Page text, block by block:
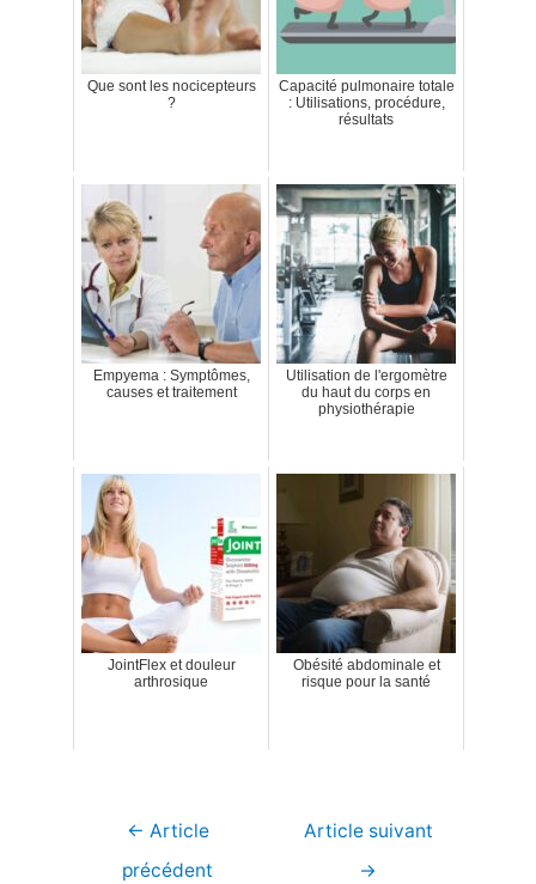
Que sont les nocicepteurs
?
Capacité pulmonaire totale
: Utilisations, procédure,
résultats
Empyema : Symptômes,
causes et traitement
Utilisation de l'ergomètre
du haut du corps en
physiothérapie
JointFlex et douleur
arthrosique
Obésité abdominale et
risque pour la santé
Navigation
← Article
précédent
Article suivant
→